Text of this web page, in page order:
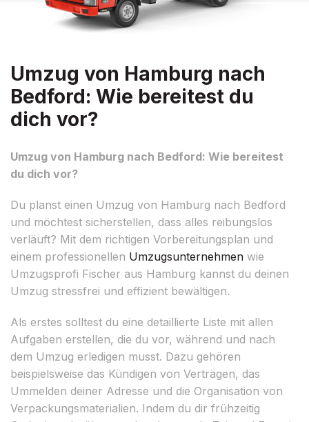
Umzug von Hamburg nach
Bedford: Wie bereitest du
dich vor?
Umzug von Hamburg nach Bedford: Wie bereitest
du dich vor?
Du planst einen Umzug von Hamburg nach Bedford
und möchtest sicherstellen, dass alles reibungslos
verläuft? Mit dem richtigen Vorbereitungsplan und
einem professionellen Umzugsunternehmen wie
Umzugsprofi Fischer aus Hamburg kannst du deinen
Umzug stressfrei und effizient bewältigen.
Als erstes solltest du eine detaillierte Liste mit allen
Aufgaben erstellen, die du vor, während und nach
dem Umzug erledigen musst. Dazu gehören
beispielsweise das Kündigen von Verträgen, das
Ummelden deiner Adresse und die Organisation von
Verpackungsmaterialien. Indem du dir frühzeitig